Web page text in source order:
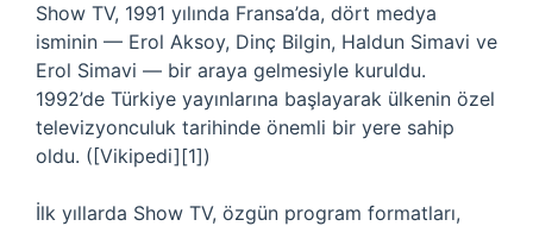
Show TV, 1991 yılında Fransa’da, dört medya
isminin — Erol Aksoy, Dinç Bilgin, Haldun Simavi ve
Erol Simavi — bir araya gelmesiyle kuruldu.
1992’de Türkiye yayınlarına başlayarak ülkenin özel
televizyonculuk tarihinde önemli bir yere sahip
oldu. ([Vikipedi][1])
İlk yıllarda Show TV, özgün program formatları,